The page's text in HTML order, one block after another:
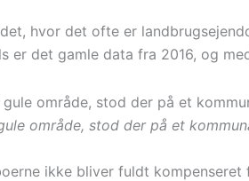
hvor det ofte er
er det gamle data fra 2016, og
område, stod der på et
ikke bliver fuldt